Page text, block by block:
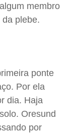
membro
plebe.
ponte
Por ela
dia. Haja
Oresund
por